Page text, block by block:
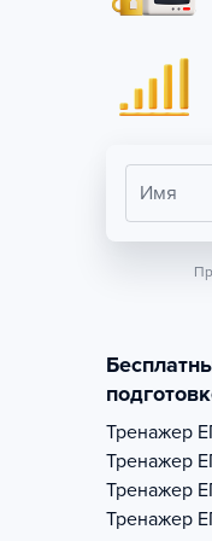
Имя
Тренажер
Тренажер
Тренажер
Тренажер